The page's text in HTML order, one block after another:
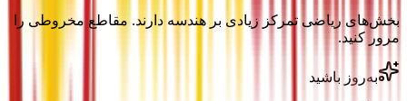
بخش‌های ریاضی تمرکز زیادی بر هندسه دارند. مقاطع مخروطی را
مرور کنید.
به‌روز باشید